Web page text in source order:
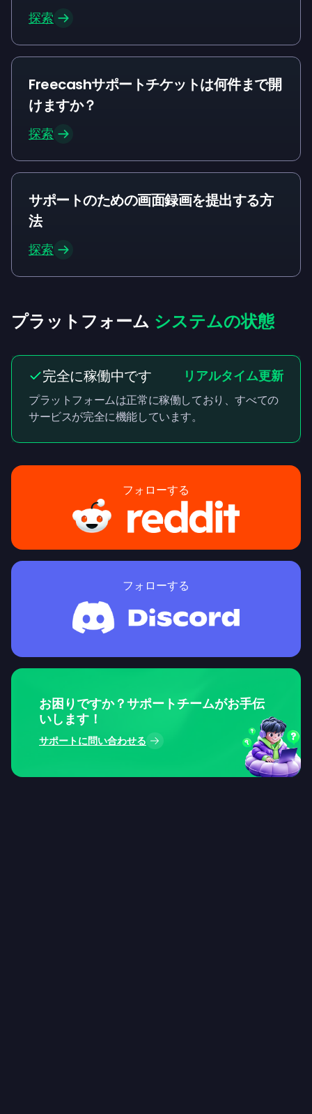
探索
Freecashサポートチケットは何件まで開
けますか？
探索
サポートのための画面録画を提出する方
法
探索
プラットフォーム システムの状態
完全に稼働中です リアルタイム更新
プラットフォームは正常に稼働しており、すべての
サービスが完全に機能しています。
フォローする
フォローする
お困りですか？サポートチームがお手伝
いします！
サポートに問い合わせる